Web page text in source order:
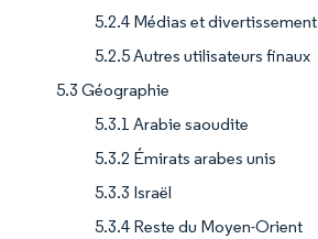
5.2.4 Médias et divertissement
5.2.5 Autres utilisateurs finaux
5.3 Géographie
5.3.1 Arabie saoudite
5.3.2 Émirats arabes unis
5.3.3 Israël
5.3.4 Reste du Moyen-Orient